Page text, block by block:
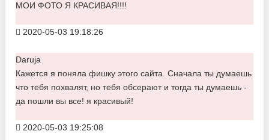
МОИ ФОТО Я КРАСИВАЯ!!!!
2020-05-03 19:18:26
Daruja
Кажется я поняла фишку этого сайта. Сначала ты думаешь
что тебя похвалят, но тебя обсерают и тогда ты думаешь -
да пошли вы все! я красивый!
2020-05-03 19:25:08